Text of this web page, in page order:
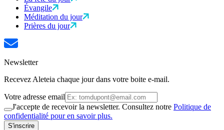
Évangile
Méditation du jour
Prières du jour
Newsletter
Recevez Aleteia chaque jour dans votre boite e-mail.
Votre adresse email
J'accepte de recevoir la newsletter. Consultez notre Politique de
confidentialité pour en savoir plus.
S'inscrire